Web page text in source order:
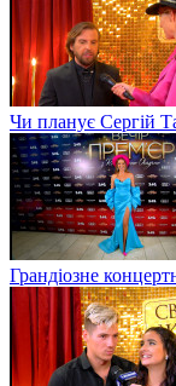
Чи планує Сергій
Грандіозне